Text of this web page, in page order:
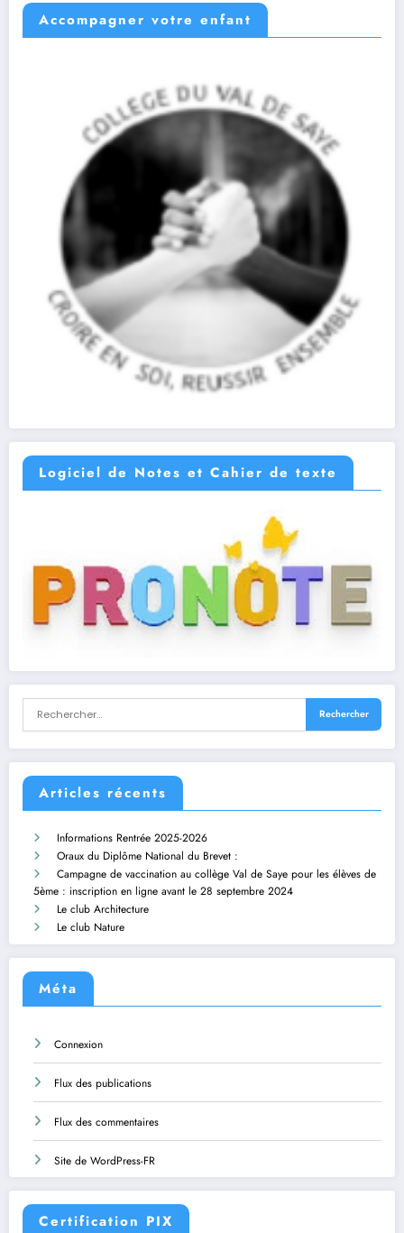
Accompagner votre enfant
Logiciel de Notes et Cahier de texte
Articles récents
Informations Rentrée 2025-2026
Oraux du Diplôme National du Brevet :
Campagne de vaccination au collège Val de Saye pour les élèves de
5ème : inscription en ligne avant le 28 septembre 2024
Le club Architecture
Le club Nature
Méta
Connexion
Flux des publications
Flux des commentaires
Site de WordPress-FR
Certification PIX